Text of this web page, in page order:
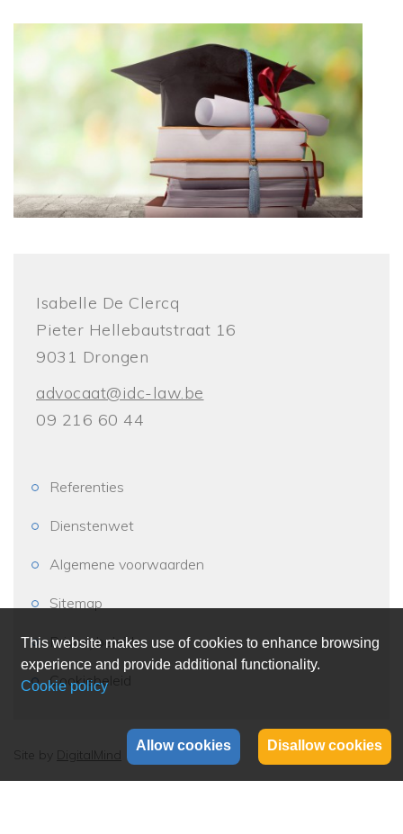
Isabelle De Clercq
Pieter Hellebautstraat 16
9031 Drongen
advocaat@idc-law.be
09 216 60 44
Referenties
Dienstenwet
Algemene voorwaarden
Sitemap
Privacybeleid
Cookiebeleid
Site by DigitalMind
This website makes use of cookies to enhance browsing
experience and provide additional functionality.
Disallow cookies
Allow cookies